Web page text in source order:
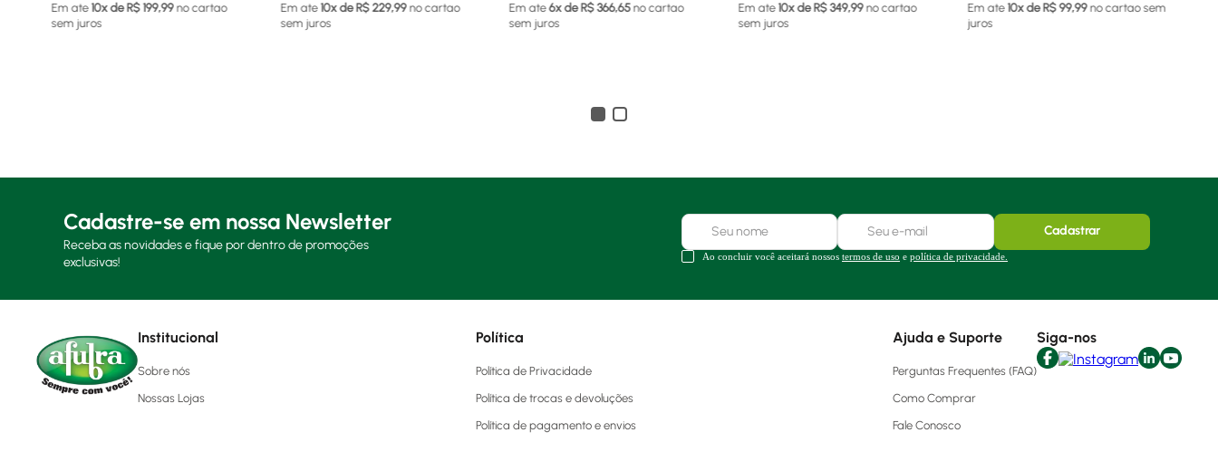
Em ate 10x de R$ 199,99 no cartao
sem juros
Em ate 10x de R$ 229,99 no cartao
sem juros
Em ate 6x de R$ 366,65 no cartao
sem juros
Em ate 10x de R$ 349,99 no cartao
sem juros
Em ate 10x de R$ 99,99 no cartaosem
juros
Cadastre-se em nossa Newsletter
Receba as novidades e fique por dentro de promoções
exclusivas!
Cadastrar
Ao concluir você aceitará nossos termos de uso e política de privacidade.
Institucional
Sobre nós
Nossas Lojas
Política
Política de Privacidade
Política de trocas e devoluções
Política de pagamento e envios
Ajuda e Suporte
Perguntas Frequentes (FAQ)
Como Comprar
Fale Conosco
Siga-nos